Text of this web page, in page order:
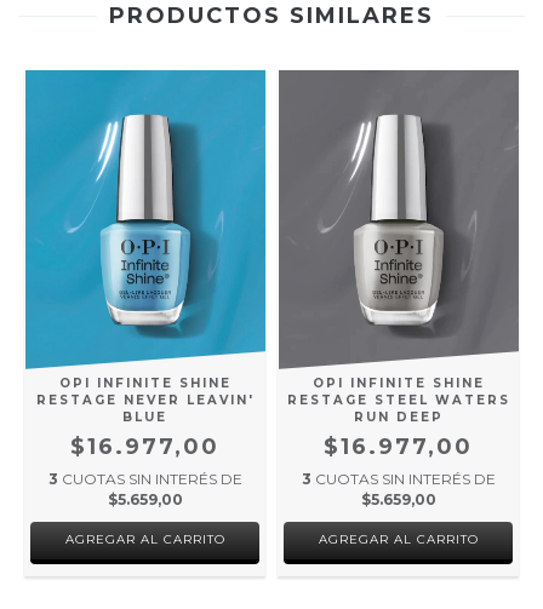
PRODUCTOS SIMILARES
OPI INFINITE SHINE
RESTAGE NEVER LEAVIN'
BLUE
$16.977,00
3 CUOTAS SIN INTERÉS DE
$5.659,00
OPI INFINITE SHINE
RESTAGE STEEL WATERS
RUN DEEP
$16.977,00
3 CUOTAS SIN INTERÉS DE
$5.659,00